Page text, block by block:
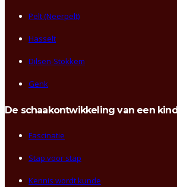
Pelt (Neerpelt)
Hasselt
Dilsen-Stokkem
Genk
De schaakontwikkeling van een kind
Fascinatie
Stap voor stap
Kennis wordt kunde